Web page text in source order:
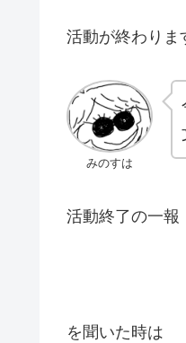
活動が終わりま
みのすは
活動終了の一報
を聞いた時は